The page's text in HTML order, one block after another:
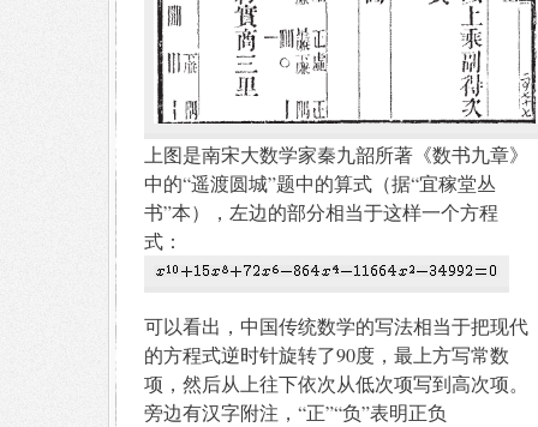
上图是南宋大数学家秦九韶所著《数书九章》
中的“遥渡圆城”题中的算式（据“宜稼堂丛
书”本），左边的部分相当于这样一个方程
式：
可以看出，中国传统数学的写法相当于把现代
的方程式逆时针旋转了90度，最上方写常数
项，然后从上往下依次从低次项写到高次项。
旁边有汉字附注，“正”“负”表明正负